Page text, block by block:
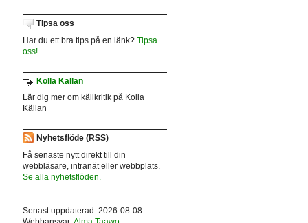
Tipsa oss
Har du ett bra tips på en länk? Tipsa
oss!
Kolla Källan
Lär dig mer om källkritik på Kolla
Källan
Nyhetsflöde (RSS)
Få senaste nytt direkt till din
webbläsare, intranät eller webbplats.
Se alla nyhetsflöden.
Senast uppdaterad: 2026-08-08